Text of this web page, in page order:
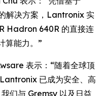
解决方案，Lantronix 实
Hadron 640R 的直接连
算能力。”
表示：“随着全球顶
已成为安全、高
们与 Gremsy 以及日益